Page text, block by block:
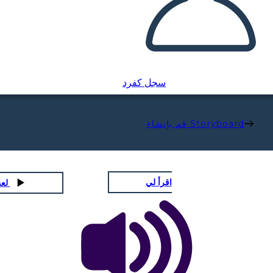
سجل كفرد
قم بإنشاء Storyboard
لعب عرض الشرائح اقرأ لي